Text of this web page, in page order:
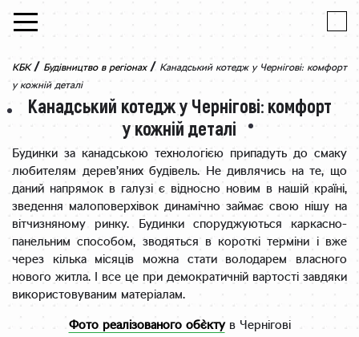
Skip to content
КБК / Будівництво в регіонах / Канадський котедж у Чернігові: комфорт
у кожній деталі
Канадський котедж у Чернігові: комфорт
у кожній деталі
Будинки за канадською технологією припадуть до смаку
любителям дерев’яних будівель. Не дивлячись на те, що
даний напрямок в галузі є відносно новим в нашій країні,
зведення малоповерхівок динамічно займає свою нішу на
вітчизняному ринку. Будинки споруджуються каркасно-
панельним способом, зводяться в короткі терміни і вже
через кілька місяців можна стати володарем власного
нового житла. І все це при демократичній вартості завдяки
використовуваним матеріалам.
Фото реалізованого об`єктув Чернігові